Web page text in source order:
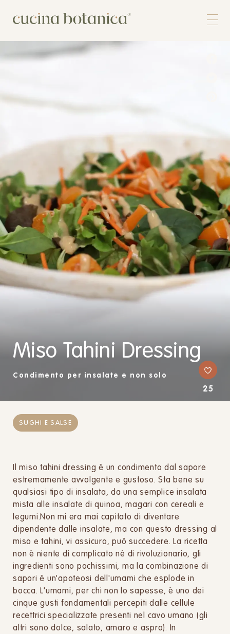
Shop
Chi siamo
Miso Tahini Dressing
Condimento per insalate e non solo
25
SUGHI E SALSE
Il miso tahini dressing è un condimento dal sapore
estremamente avvolgente e gustoso. Sta bene su
qualsiasi tipo di insalata, da una semplice insalata
mista alle insalate di quinoa, magari con cereali e
legumi.Non mi era mai capitato di diventare
dipendente dalle insalate, ma con questo dressing al
miso e tahini, vi assicuro, può succedere. La ricetta
non è niente di complicato né di rivoluzionario, gli
ingredienti sono pochissimi, ma la combinazione di
sapori è un'apoteosi dell'umami che esplode in
bocca. L'umami, per chi non lo sapesse, è uno dei
cinque gusti fondamentali percepiti dalle cellule
recettrici specializzate presenti nel cavo umano (gli
altri sono dolce, salato, amaro e aspro). In